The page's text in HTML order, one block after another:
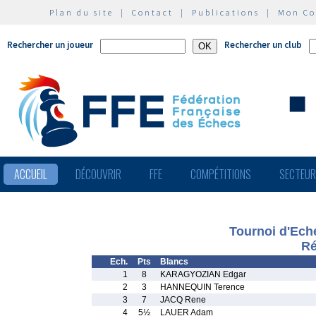
Plan du site | Contact | Publications | Mon
Rechercher un joueur Rechercher un club
ACCUEIL DÉCOUVRIR FFE COMPÉTITIONS
Tournoi
Ech. Pts
Blancs
1
8
KARAGYOZIAN Edgar
2
3
HANNEQUIN Terence
3
7
JACQ Rene
4
5½ LAUER Adam